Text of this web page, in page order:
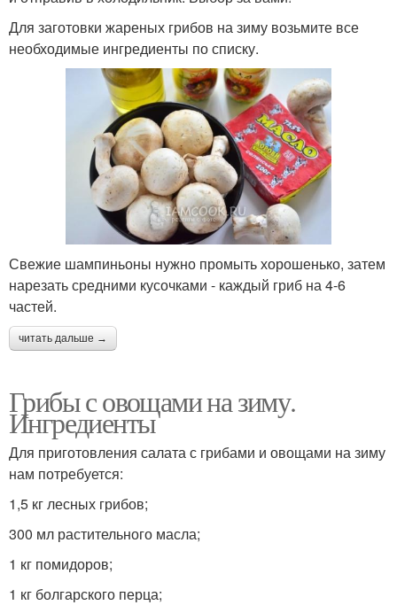
Для заготовки жареных грибов на зиму возьмите все
необходимые ингредиенты по списку.
Свежие шампиньоны нужно промыть хорошенько, затем
нарезать средними кусочками - каждый гриб на 4-6
частей.
читать дальше →
Грибы с овощами на зиму.
Ингредиенты
Для приготовления салата с грибами и овощами на зиму
нам потребуется:
1,5 кг лесных грибов;
300 мл растительного масла;
1 кг помидоров;
1 кг болгарского перца;